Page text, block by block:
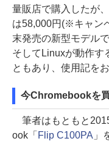
量販店で購入したが
は58,000円(※キャン
末発売の新型モデル
そしてLinuxが動作す
ともあり、使用記を
今Chromebookを
筆者はもともと
ook「 Flip C100PA 」